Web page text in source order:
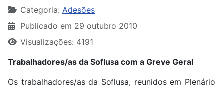
Categoria: Adesões
Publicado em 29 outubro 2010
Visualizações: 4191
Trabalhadores/as da Soflusa com a Greve Geral
Os trabalhadores/as da Soflusa, reunidos em Plenário